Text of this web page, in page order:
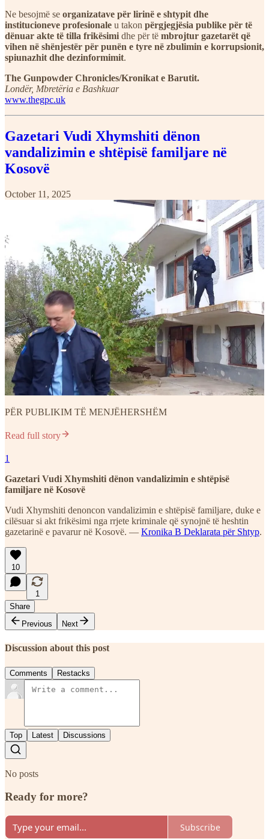
Ne besojmë se organizatave për lirinë e shtypit dhe
institucioneve profesionale u takon përgjegjësia publike për të
dënuar akte të tilla frikësimi dhe për të mbrojtur gazetarët që
vihen në shënjestër për punën e tyre në zbulimin e korrupsionit,
spiunazhit dhe dezinformimit.
The Gunpowder Chronicles/Kronikat e Barutit.
Londër, Mbretëria e Bashkuar
www.thegpc.uk
Gazetari Vudi Xhymshiti dënon
vandalizimin e shtëpisë familjare në
Kosovë
October 11, 2025
PËR PUBLIKIM TË MENJËHERSHËM
Read full story
1
Gazetari Vudi Xhymshiti dënon vandalizimin e shtëpisë
familjare në Kosovë
Vudi Xhymshiti denoncon vandalizimin e shtëpisë familjare, duke e
cilësuar si akt frikësimi nga rrjete kriminale që synojnë të heshtin
gazetarinë e pavarur në Kosovë. — Kronika B Deklarata për Shtyp.
10
1
Share
Previous
Next
Discussion about this post
Comments Restacks
Top Latest Discussions
No posts
Ready for more?
Subscribe